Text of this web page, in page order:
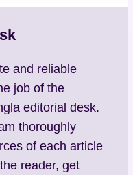
and reliable
job of the
editorial desk.
thoroughly
of each article
reader, get